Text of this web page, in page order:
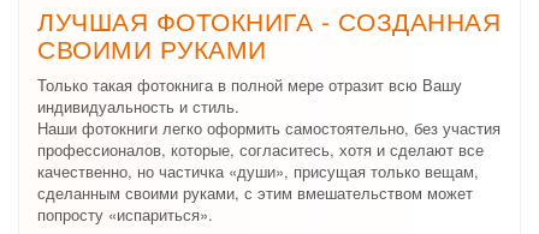
ЛУЧШАЯ ФОТОКНИГА - СОЗДАННАЯ
СВОИМИ РУКАМИ
Только такая фотокнига в полной мере отразит всю Вашу
индивидуальность и стиль.
Наши фотокниги легко оформить самостоятельно, без участия
профессионалов, которые, согласитесь, хотя и сделают все
качественно, но частичка «души», присущая только вещам,
сделанным своими руками, с этим вмешательством может
попросту «испариться».